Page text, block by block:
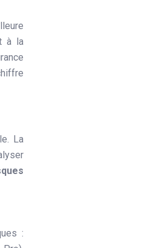
à la
La
: